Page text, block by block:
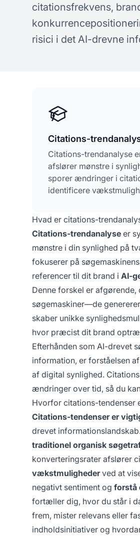
koncepter
citationsfrekvens,
risici i det AI-drevne
Citations-
Citations-trendanalyse
afslører mønstre i
sporer ændringer i
identificere
Hvad er citations-
Citations-trendanalyse er
mønstre i din synlighed på
fokuserer på
referencer til dit brand i AI-
Denne forskel er
søgemaskiner—de
skaber unikke
hvor præcist dit brand
Efterhånden som AI-drevet
information, er forståelsen
af digital synlighed.
ændringer over tid, så du
Hvorfor citations-tendenser
Citations-tendenser er
drevet
traditionel organisk
konverteringsrater afslører
vækstmulighederved at
negativt sentiment og forstå
fortæller dig, hvor du står i
frem, mister relevans eller
indholdsinitiativer og